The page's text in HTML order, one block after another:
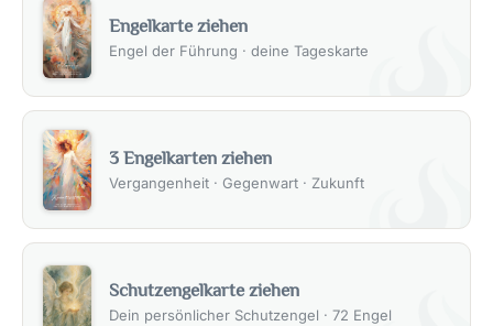
Engelkarte ziehen
Engel der Führung · deine Tageskarte
3 Engelkarten ziehen
Vergangenheit · Gegenwart · Zukunft
Schutzengelkarte ziehen
Dein persönlicher Schutzengel · 72 Engel